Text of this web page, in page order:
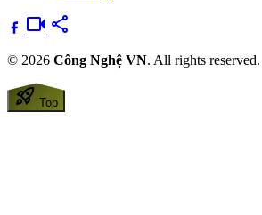
videocam share
© 2026 Công Nghệ VN. All rights reserved.
rocket_launch Top